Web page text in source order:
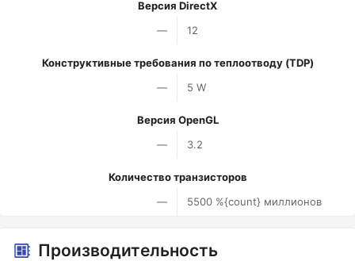
Версия DirectX
—
12
Конструктивные требования по теплоотводу (TDP)
—
5 W
Версия OpenGL
—
3.2
Количество транзисторов
—
5500 %{count} миллионов
Производительность